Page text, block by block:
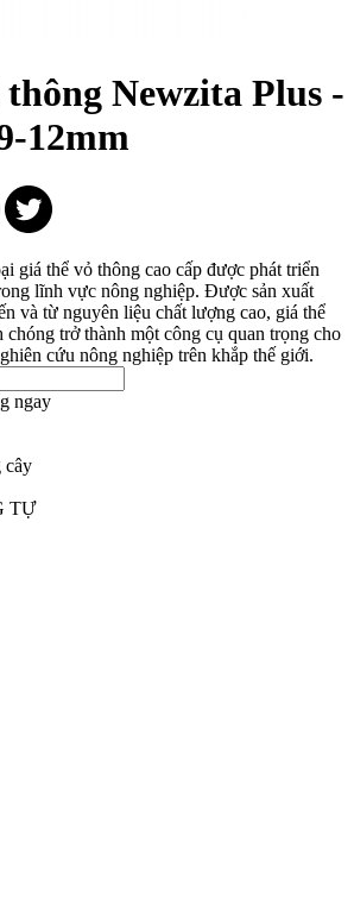
Newzita Plus -
12mm
giá thể vỏ thông cao cấp được phát triển
lĩnh vực nông nghiệp. Được sản xuất
và từ nguyên liệu chất lượng cao, giá thể
chóng trở thành một công cụ quan trọng cho
cứu nông nghiệp trên khắp thế giới.
ngay
cây
TỰ